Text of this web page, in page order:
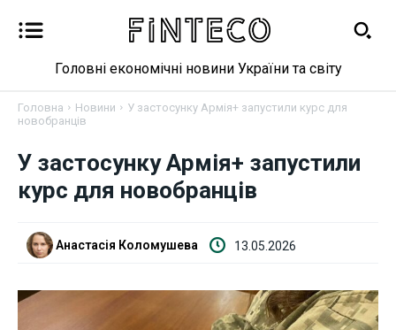
Новини
Фінанси
Головні економічні новини України та світу
Головна Новини
У застосунку Армія+ запустили курс для
новобранців
У застосунку Армія+ запустили
курс для новобранців
Анастасія Коломушева 13.05.2026